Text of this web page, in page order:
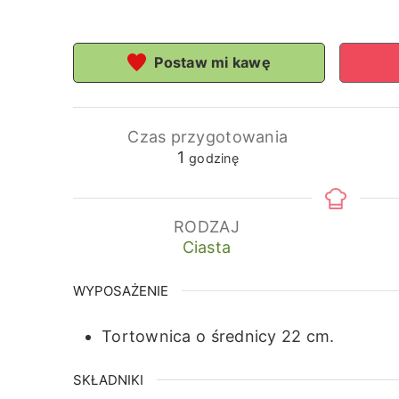
Postaw mi kawę
Czas przygotowania
1 godzina
godzinę
RODZAJ
Ciasta
WYPOSAŻENIE
Tortownica o średnicy 22 cm.
SKŁADNIKI